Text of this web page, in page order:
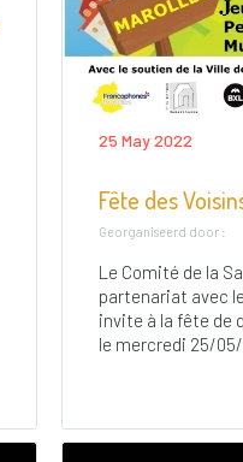
25 May 2022
Fête des
Georganiseerd door :
Le Comité de la
partenariat avec
invite à la fête de
le mercredi 25/05/